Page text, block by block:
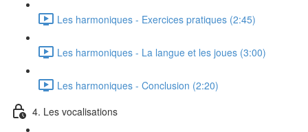
Les harmoniques - Exercices pratiques (2:45)
Les harmoniques - La langue et les joues (3:00)
Les harmoniques - Conclusion (2:20)
4. Les vocalisations